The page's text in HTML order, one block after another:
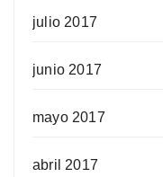
julio 2017
junio 2017
mayo 2017
abril 2017